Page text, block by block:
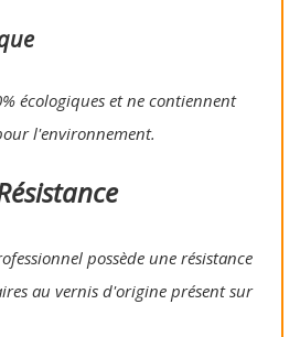
écologiques et ne contiennent
l'environnement.
possède une résistance
au vernis d'origine présent sur